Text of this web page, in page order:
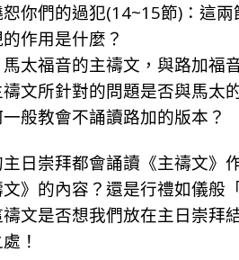
你們的過犯(14~15節)：這
作用是什麼？
馬太福音的主禱文，與路加福
文所針對的問題是否與馬太
般教會不誦讀路加的版本？
日崇拜都會誦讀《主禱文》
》的內容？還是行禮如儀般
文是否想我們放在主日崇拜
！